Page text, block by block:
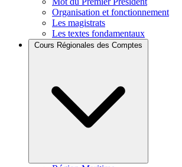
Organisation et fonctionnement
Les magistrats
Les textes fondamentaux